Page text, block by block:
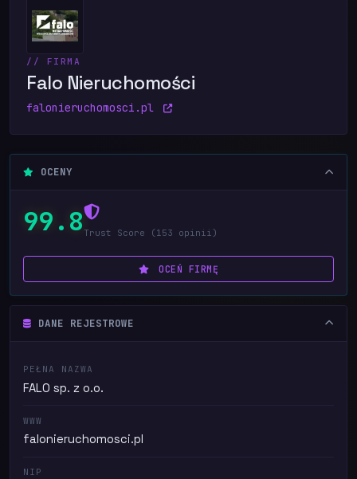
// FIRMA
Falo Nieruchomości
falonieruchomosci.pl
OCENY
99.8 Trust Score (153 opinii)
OCEŃ FIRMĘ
DANE REJESTROWE
PEŁNA NAZWA
FALO sp. z o.o.
WWW
falonieruchomosci.pl
NIP